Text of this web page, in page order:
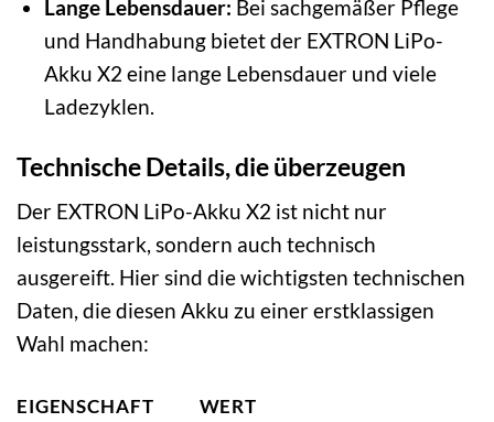
Lange Lebensdauer: Bei sachgemäßer Pflege
und Handhabung bietet der EXTRON LiPo-
Akku X2 eine lange Lebensdauer und viele
Ladezyklen.
Technische Details, die überzeugen
Der EXTRON LiPo-Akku X2 ist nicht nur
leistungsstark, sondern auch technisch
ausgereift. Hier sind die wichtigsten technischen
Daten, die diesen Akku zu einer erstklassigen
Wahl machen:
EIGENSCHAFT
WERT